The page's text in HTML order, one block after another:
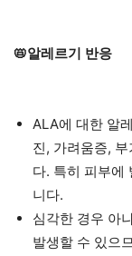
📛알레르기 반응
ALA에 대한 알
진, 가려움증,
다. 특히 피부에
니다.
심각한 경우 아
발생할 수 있으